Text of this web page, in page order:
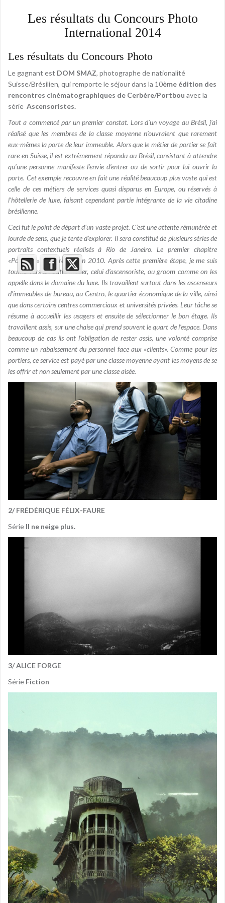
Les résultats du Concours Photo
International 2014
Les résultats du Concours Photo
Le gagnant est DOM SMAZ, photographe de nationalité
Suisse/Brésilien, qui remporte le séjour dans la 10ème édition des
rencontres cinématographiques de Cerbère/Portbou avec la
série Ascensoristes.
Tout a commencé par un premier constat. Lors d’un voyage au Brésil, j’ai
réalisé que les membres de la classe moyenne n’ouvraient que rarement
eux-mêmes la porte de leur immeuble. Alors que le métier de portier se fait
rare en Suisse, il est extrêmement répandu au Brésil, consistant à attendre
qu’une personne manifeste l’envie d’entrer ou de sortir pour lui ouvrir la
porte. Cet exemple recouvre en fait une réalité beaucoup plus vaste qui est
celle de ces métiers de services quasi disparus en Europe, ou réservés à
l’hôtellerie de luxe, faisant cependant partie intégrante de la vie citadine
brésilienne.
Ceci fut le point de départ d’un vaste projet. C’est une attente rémunérée et
lourde de sens, que je tente d’explorer. Il sera constitué de plusieurs séries de
portraits contextuels réalisés à Rio de Janeiro. Le premier chapitre
«Porteiros» a été réalisé en 2010. Après cette première étape, je me suis
tourné vers un autre métier, celui d’ascensoriste, ou groom comme on les
appelle dans le domaine du luxe. Ils travaillent surtout dans les ascenseurs
d’immeubles de bureau, au Centro, le quartier économique de la ville, ainsi
que dans certains centres commerciaux et universités privées. Leur tâche se
résume à accueillir les usagers et ensuite de sélectionner le bon étage. Ils
travaillent assis, sur une chaise qui prend souvent le quart de l’espace. Dans
beaucoup de cas ils ont l’obligation de rester assis, une volonté comprise
comme un rabaissement du personnel face aux «clients». Comme pour les
portiers, ce service est payé par une classe moyenne ayant les moyens de se
les offrir et non seulement par une classe aisée.
2/ FRÉDÉRIQUE FÉLIX-FAURE
Série Il ne neige plus.
3/ ALICE FORGE
Série Fiction